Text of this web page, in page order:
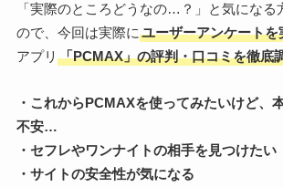
「実際のところどうなの…？」と気になる
ので、今回は実際に ユーザーアンケートを
アプリ 「PCMAX」の評判・口コミを徹底
・これからPCMAXを使ってみたいけど、
不安…
・セフレやワンナイトの相手を見つけたい
・サイトの安全性が気になる